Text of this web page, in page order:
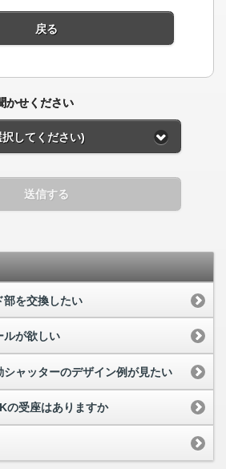
戻る
かせください
択してください)
送信する
部を交換したい
ルが欲しい
シャッターのデザイン例が見たい
の受座はありますか